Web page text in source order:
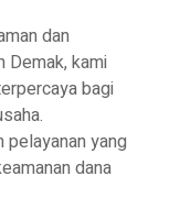
dan
Demak, kami
bagi
pelayanan yang
dana